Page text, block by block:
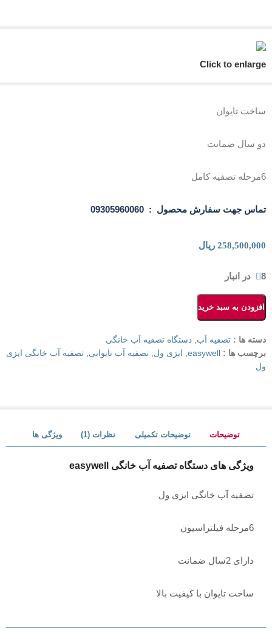
Click to enlarge
ساخت تایوان
دو سال ضمانت
6مرحله تصفیه کامل
تماس جهت سفارش محصول : 09305960060
258,500,000 ریال
8 در انبار
افزودن به سبد خرید
دسته ها : تصفیه آب دستگاه تصفیه آب خانگی
برچسب ها : easywell ایزی ول تصفیه آب تایوانی تصفیه آب خانگی ایزی
ول
توضیحات توضیحات تکمیلی نظرات (1) ویژگی ها
ویژگی های دستگاه تصفیه آب خانگی easywell
تصفیه آب خانگی ایزی ول
6مرحله فیلتراسیون
دارای 2سال ضمانت
ساخت تایوان با کیفیت بالا